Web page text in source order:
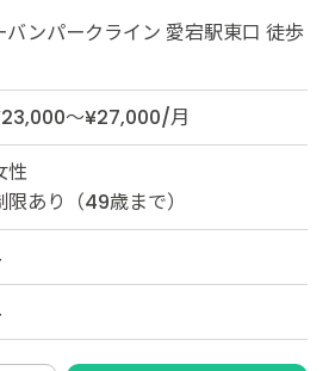
バンパークライン 愛宕駅東口 徒歩
～¥27,000/月
性
あり（49歳まで）